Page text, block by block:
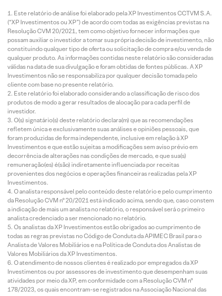
Este relatório de análise foi elaborado pela XP Investimentos CCTVM S.A.
(“XP Investimentos ou XP”) de acordo com todas as exigências previstas na
Resolução CVM 20/2021, tem como objetivo fornecer informações que
possam auxiliar o investidor a tomar sua própria decisão de investimento, não
constituindo qualquer tipo de oferta ou solicitação de compra e/ou venda de
qualquer produto. As informações contidas neste relatório são consideradas
válidas na data de sua divulgação e foram obtidas de fontes públicas. A XP
Investimentos não se responsabiliza por qualquer decisão tomada pelo
cliente com base no presente relatório.
Este relatório foi elaborado considerando a classificação de risco dos
produtos de modo a gerar resultados de alocação para cada perfil de
investidor.
O(s) signatário(s) deste relatório declara(m) que as recomendações
refletem única e exclusivamente suas análises e opiniões pessoais, que
foram produzidas de forma independente, inclusive em relação à XP
Investimentos e que estão sujeitas a modificações sem aviso prévio em
decorrência de alterações nas condições de mercado, e que sua(s)
remuneração(es) é(são) indiretamente influenciada por receitas
provenientes dos negócios e operações financeiras realizadas pela XP
Investimentos.
O analista responsável pelo conteúdo deste relatório e pelo cumprimento
da Resolução CVM nº 20/2021 está indicado acima, sendo que, caso constem
a indicação de mais um analista no relatório, o responsável será o primeiro
analista credenciado a ser mencionado no relatório.
Os analistas da XP Investimentos estão obrigados ao cumprimento de
todas as regras previstas no Código de Conduta da APIMEC Brasil para o
Analista de Valores Mobiliários e na Política de Conduta dos Analistas de
Valores Mobiliários da XP Investimentos.
O atendimento de nossos clientes é realizado por empregados da XP
Investimentos ou por assessores de investimento que desempenham suas
atividades por meio da XP, em conformidade com a Resolução CVM nº
178/2023, os quais encontram-se registrados na Associação Nacional das